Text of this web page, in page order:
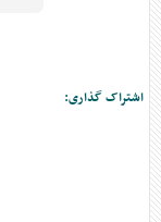
اشتراک گذاری: